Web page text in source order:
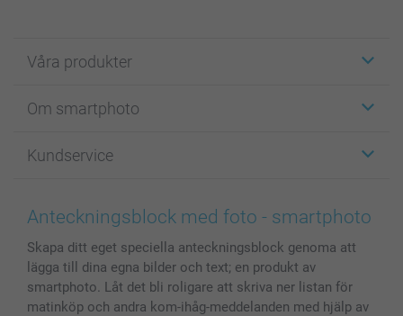
Våra produkter
Fotokort
Fotoböcker
Bilder, Fotoförstoring & Fotohäften
Skal till Mobil & Surfplatta
MyNameBook
Fotoalmanackor & Fotoagenda
Fotoramar & Tillbehör
Om smartphoto
För affiliates
Cookie Policy
Villkor och garantier
Investor Relations
Kundservice
smartgaranti
Priser & betalning
Status på beställningar
Anteckningsblock med foto - smartphoto
Skapa ditt eget speciella anteckningsblock genoma att
lägga till dina egna bilder och text; en produkt av
smartphoto. Låt det bli roligare att skriva ner listan för
matinköp och andra kom-ihåg-meddelanden med hjälp av